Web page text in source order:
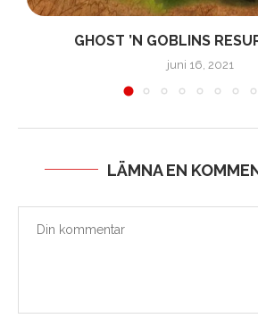
GHOST ’N GOBLINS
juni 16, 2021
LÄMNA EN